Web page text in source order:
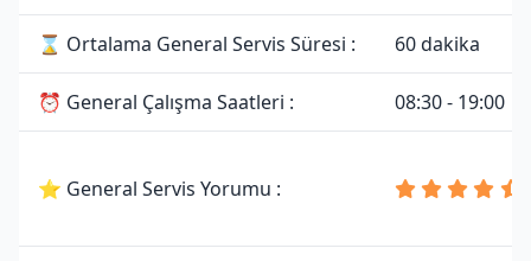
⌛ Ortalama General Servis Süresi : 60 dakika
⏰ General Çalışma Saatleri : 08:30 - 19:00
⭐ General Servis Yorumu :